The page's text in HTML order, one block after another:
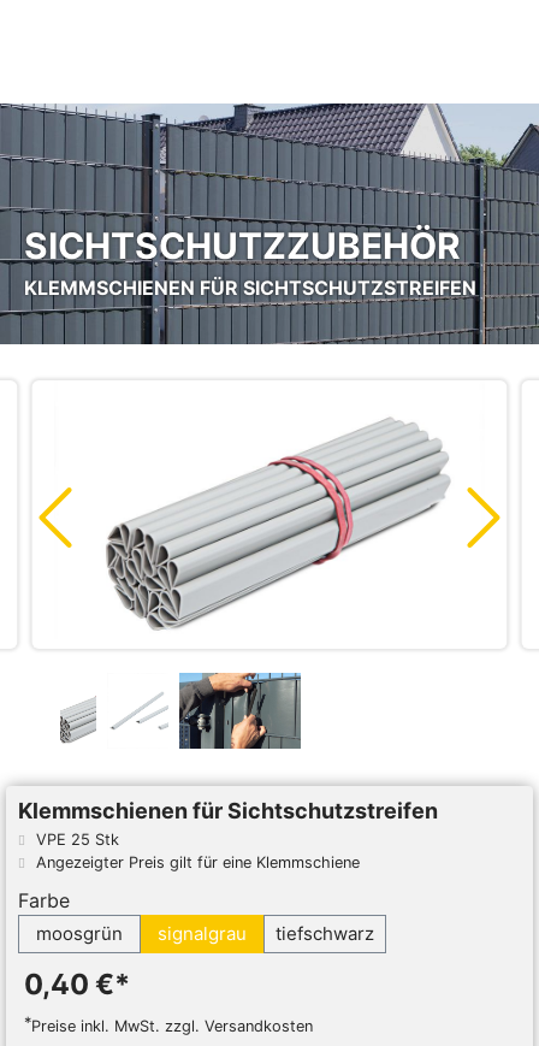
SICHTSCHUTZZUBEHÖR
KLEMMSCHIENEN FÜR SICHTSCHUTZSTREIFEN
Klemmschienen für Sichtschutzstreifen
VPE 25 Stk
Angezeigter Preis gilt für eine Klemmschiene
Farbe
moosgrün signalgrau tiefschwarz
0,40 €*
*Preise inkl. MwSt. zzgl. Versandkosten